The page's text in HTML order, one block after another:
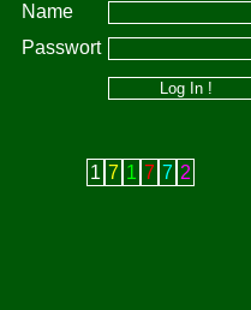
Name
Passwort
1 7 1 7 7 2